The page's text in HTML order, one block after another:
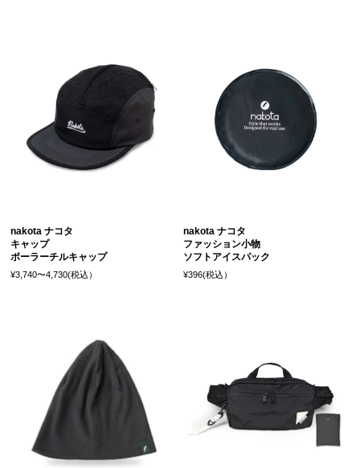
nakota ナコタ
キャップ
ポーラーチルキャップ
¥3,740〜4,730(税込）
nakota ナコタ
ファッション小物
ソフトアイスパック
¥396(税込）